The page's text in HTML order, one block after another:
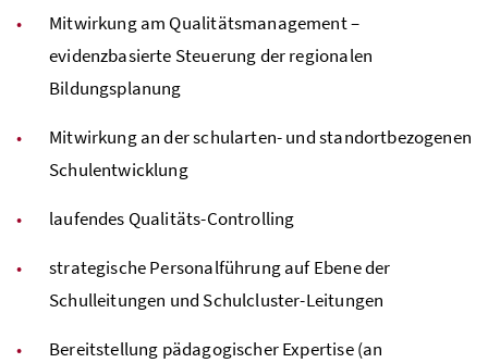
Mitwirkung am Qualitätsmanagement –
evidenzbasierte Steuerung der regionalen
Bildungsplanung
Mitwirkung an der schularten- und standortbezogenen
Schulentwicklung
laufendes Qualitäts-Controlling
strategische Personalführung auf Ebene der
Schulleitungen und Schulcluster-Leitungen
Bereitstellung pädagogischer Expertise (an